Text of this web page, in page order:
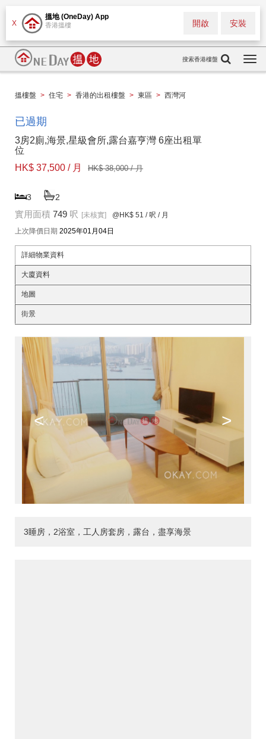
X
搵地 (OneDay) App
香港搵樓 安裝
開啟
搜索香港樓盤
搵樓盤 > 住宅 > 香港的出租樓盤 > 東區 > 西灣河
已過期
3房2廁,海景,星級會所,露台嘉亨灣 6座出租單
位
HK$ 37,500 / 月
HK$ 38,000 / 月
3 2
實用面積 749 呎 [未核實] @HK$ 51 / 呎 / 月
上次降價日期 2025年01月04日
詳細物業資料
大廈資料
地圖
街景
< >
3睡房，2浴室，工人房套房，露台，盡享海景